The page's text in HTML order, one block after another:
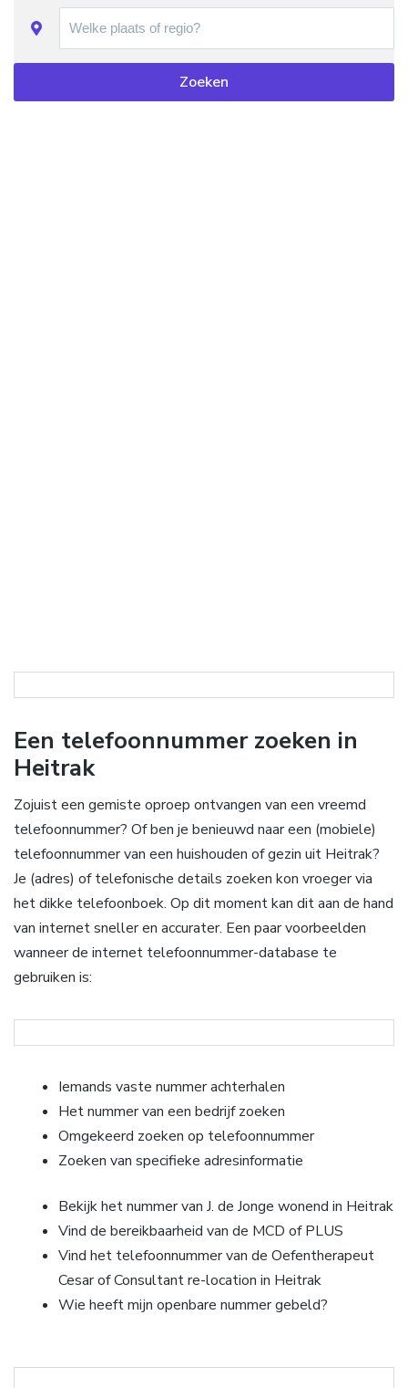
Een telefoonnummer zoeken in
Heitrak
Zojuist een gemiste oproep ontvangen van een vreemd
telefoonnummer? Of ben je benieuwd naar een (mobiele)
telefoonnummer van een huishouden of gezin uit Heitrak?
Je (adres) of telefonische details zoeken kon vroeger via
het dikke telefoonboek. Op dit moment kan dit aan de hand
van internet sneller en accurater. Een paar voorbeelden
wanneer de internet telefoonnummer-database te
gebruiken is:
Iemands vaste nummer achterhalen
Het nummer van een bedrijf zoeken
Omgekeerd zoeken op telefoonnummer
Zoeken van specifieke adresinformatie
Bekijk het nummer van J. de Jonge wonend in Heitrak
Vind de bereikbaarheid van de MCD of PLUS
Vind het telefoonnummer van de Oefentherapeut
Cesar of Consultant re-location in Heitrak
Wie heeft mijn openbare nummer gebeld?